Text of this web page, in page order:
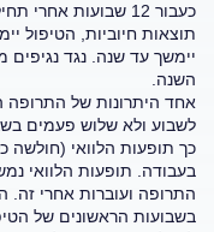
כעבור 12 שבועות
יימשך עד שנה. נגד
השנה.
אחד היתרונות של התרופה
לשבוע ולא שלוש פעמים
כך תופעות הלוואי (חולשה
התרופה ועוברות אחרי זה.
בשבועות הראשונים של